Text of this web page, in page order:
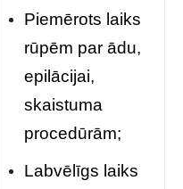
Piemērots laiks
rūpēm par ādu,
epilācijai,
skaistuma
procedūrām;
Labvēlīgs laiks